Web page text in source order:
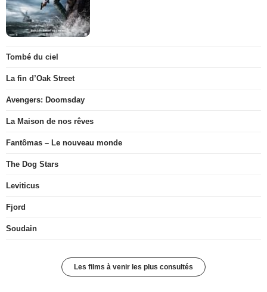
Tombé du ciel
La fin d’Oak Street
Avengers: Doomsday
La Maison de nos rêves
Fantômas – Le nouveau monde
The Dog Stars
Leviticus
Fjord
Soudain
Les films à venir les plus consultés